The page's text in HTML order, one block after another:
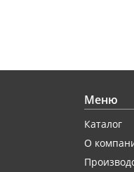
Меню
Каталог
О